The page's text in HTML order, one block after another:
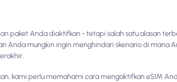
paket Anda diaktifkan - tetapi salah satu alasan
Anda mungkin ingin menghindari skenario di mana
kami perlu memahami cara mengaktifkan eSIM